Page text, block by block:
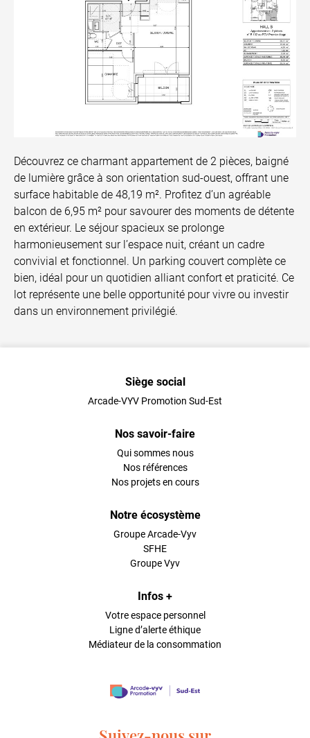
Découvrez ce charmant appartement de 2 pièces, baigné
de lumière grâce à son orientation sud-ouest, offrant une
surface habitable de 48,19 m². Profitez d’un agréable
balcon de 6,95 m² pour savourer des moments de détente
en extérieur. Le séjour spacieux se prolonge
harmonieusement sur l’espace nuit, créant un cadre
convivial et fonctionnel. Un parking couvert complète ce
bien, idéal pour un quotidien alliant confort et praticité. Ce
lot représente une belle opportunité pour vivre ou investir
dans un environnement privilégié.
Siège social
Arcade-VYV Promotion Sud-Est
Nos savoir-faire
Qui sommes nous
Nos références
Nos projets en cours
Notre écosystème
Groupe Arcade-Vyv
SFHE
Groupe Vyv
Infos +
Votre espace personnel
Ligne d’alerte éthique
Médiateur de la consommation